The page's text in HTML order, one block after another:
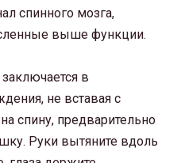
спинного мозга,
выше функции.
в
не вставая с
спину, предварительно
Руки вытяните вдоль